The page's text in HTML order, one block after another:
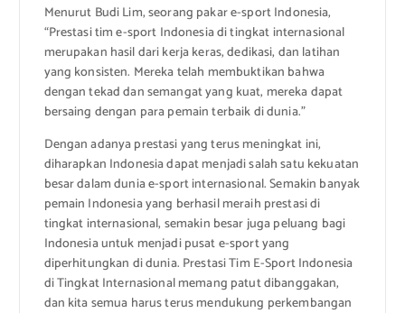
Menurut Budi Lim, seorang pakar e-sport Indonesia,
“Prestasi tim e-sport Indonesia di tingkat internasional
merupakan hasil dari kerja keras, dedikasi, dan latihan
yang konsisten. Mereka telah membuktikan bahwa
dengan tekad dan semangat yang kuat, mereka dapat
bersaing dengan para pemain terbaik di dunia.”
Dengan adanya prestasi yang terus meningkat ini,
diharapkan Indonesia dapat menjadi salah satu kekuatan
besar dalam dunia e-sport internasional. Semakin banyak
pemain Indonesia yang berhasil meraih prestasi di
tingkat internasional, semakin besar juga peluang bagi
Indonesia untuk menjadi pusat e-sport yang
diperhitungkan di dunia. Prestasi Tim E-Sport Indonesia
di Tingkat Internasional memang patut dibanggakan,
dan kita semua harus terus mendukung perkembangan